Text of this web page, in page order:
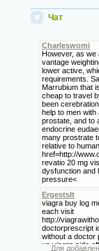
Чат
Для